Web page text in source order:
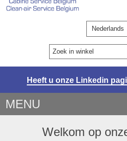
Heeft u onze Linkedin
MENU
Welkom op